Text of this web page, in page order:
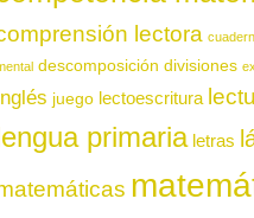
lectora
descomposición divisiones
juego lectoescritura
primaria letras